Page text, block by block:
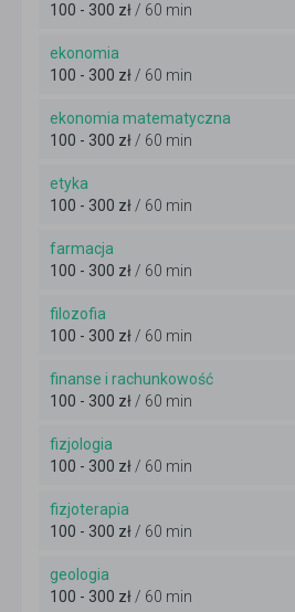
100 - 300 zł/ 60 min
ekonomia
100 - 300 zł/ 60 min
ekonomia matematyczna
100 - 300 zł/ 60 min
etyka
100 - 300 zł/ 60 min
farmacja
100 - 300 zł/ 60 min
filozofia
100 - 300 zł/ 60 min
finanse i rachunkowość
100 - 300 zł/ 60 min
fizjologia
100 - 300 zł/ 60 min
fizjoterapia
100 - 300 zł/ 60 min
geologia
100 - 300 zł/ 60 min